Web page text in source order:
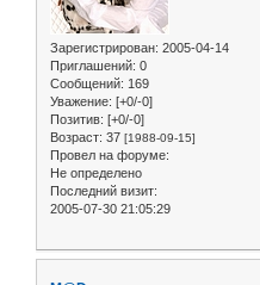
Зарегистрирован: 2005-04-14
Приглашений: 0
Сообщений: 169
Уважение: [+0/-0]
Позитив: [+0/-0]
Возраст: 37 [1988-09-15]
Провел на форуме:
Не определено
Последний визит:
2005-07-30 21:05:29